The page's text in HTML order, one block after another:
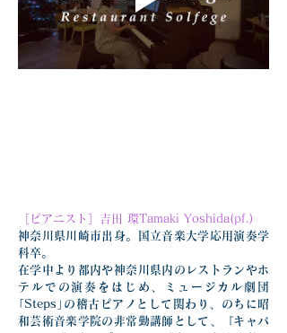
［ピアニスト］吉田 環Tamaki Yoshida(pf.)
神奈川県川崎市出身。国立音楽大学応用演奏学
科卒。
在学中より都内や神奈川県内のレストランやホ
テルでの演奏をはじめ、ミュージカル劇団
｢Steps｣の稽古ピアノとして関わり、のちに昭
和芸術音楽学院の非常勤講師として、『キャバ